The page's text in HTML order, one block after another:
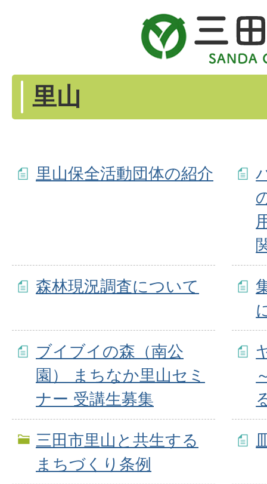
里山
里山保全活動団体の紹介
森林現況調査について
ブイブイの森（南公
園） まちなか里山セミ
ナー 受講生募集
三田市里山と共生する
まちづくり条例